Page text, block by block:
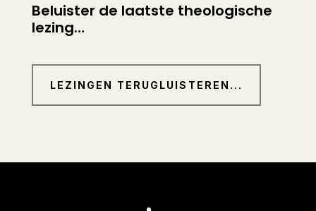
Beluister de laatste theologische
lezing…
LEZINGEN TERUGLUISTEREN...